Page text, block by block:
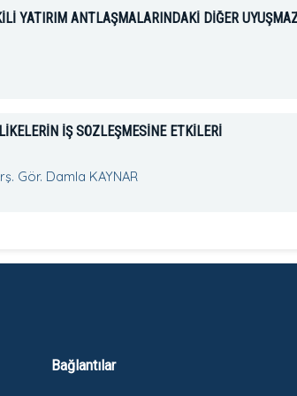
YATIRIM ANTLAŞMALARINDAKİ DİĞER
İŞ SÖZLEŞMESİNE ETKİLERİ
Gör. Damla KAYNAR
Bağlantılar